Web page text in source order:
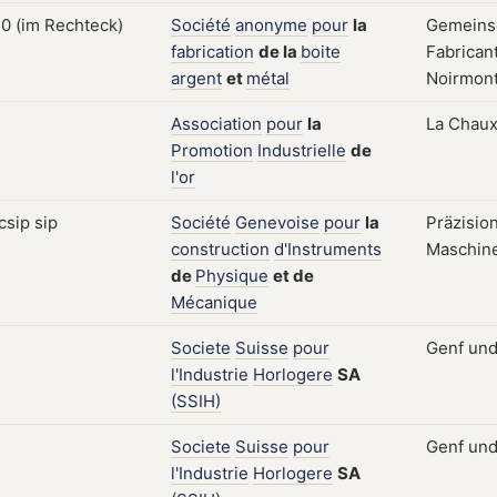
Société anonyme pour la
fabrication de la boite
argent et métal
Association pour la
Promotion Industrielle de
l'or
La
Société Genevoise pour la
construction d'Instruments
de Physique etde
Mécanique
Societe Suisse pour
l'Industrie Horlogere SA
(SSIH)
Genf
Societe Suisse pour
l'Industrie Horlogere SA
Genf